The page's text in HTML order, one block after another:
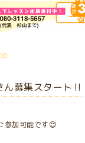
募集スタート‼️
参加可能です😊